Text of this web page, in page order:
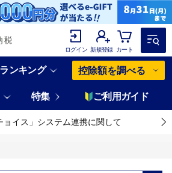
ログイン 新規登録 カート
ランキング 控除額を調べる
特集 ご利用ガイド
ョイス」システム連携に関して